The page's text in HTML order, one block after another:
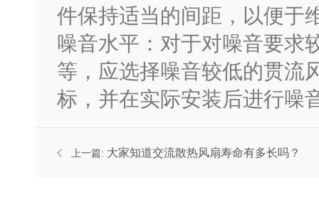
件保持适当的间距，以便于
噪音水平：对于对噪音要求
等，应选择噪音较低的贯流
标，并在实际安装后进行噪
上一篇: 大家知道交流散热风扇寿命有多长吗？